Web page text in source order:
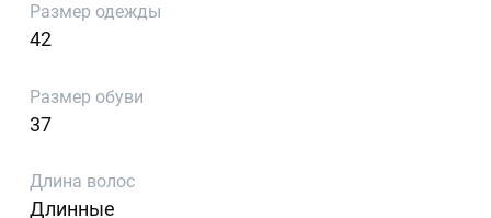
Размер одежды
42
Размер обуви
37
Длина волос
Длинные